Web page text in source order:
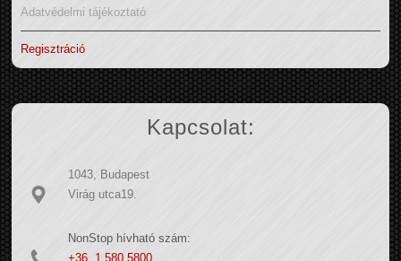
Adatvédelmi tájékoztató
Regisztráció
Kapcsolat:
1043, Budapest
Virág utca19.
NonStop hívható szám:
+36 1 580 5800